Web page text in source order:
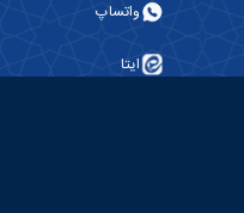
واتساپ
ایتا